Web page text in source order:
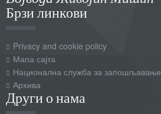
Брзи линкови
Privacy and cookie policy
Мапа сајта
Национална служба за запошљавање
Архива
Други о нама